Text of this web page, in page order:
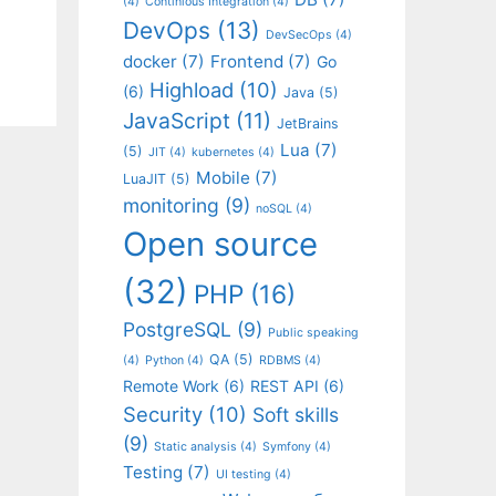
DevOps (13) DevSecOps (4)
docker (7) Frontend (7) Go
(6) Highload (10) Java (5)
JavaScript (11) JetBrains
(5) JIT (4) kubernetes (4) Lua (7)
LuaJIT (5) Mobile (7)
monitoring (9) noSQL (4)
Open source
(32) PHP (16)
PostgreSQL (9) Public speaking
(4) Python (4) QA (5) RDBMS (4)
Remote Work (6) REST API (6)
Security (10) Soft skills
(9) Static analysis (4) Symfony (4)
Testing (7) UI testing (4)